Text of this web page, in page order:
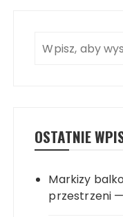
OSTATNIE
Markizy
przestrzeni